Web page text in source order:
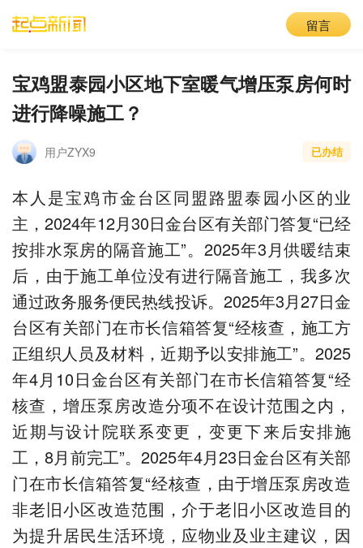
留言
宝鸡盟泰园小区地下室暖气增压泵房何时
进行降噪施工？
用户ZYX9 已办结
本人是宝鸡市金台区同盟路盟泰园小区的业
主，2024年12月30日金台区有关部门答复“已经
按排水泵房的隔音施工”。2025年3月供暖结束
后，由于施工单位没有进行隔音施工，我多次
通过政务服务便民热线投诉。2025年3月27日金
台区有关部门在市长信箱答复“经核查，施工方
正组织人员及材料，近期予以安排施工”。2025
年4月10日金台区有关部门在市长信箱答复“经
核查，增压泵房改造分项不在设计范围之内，
近期与设计院联系变更，变更下来后安排施
工，8月前完工”。2025年4月23日金台区有关部
门在市长信箱答复“经核查，由于增压泵房改造
非老旧小区改造范围，介于老旧小区改造目的
为提升居民生活环境，应物业及业主建议，因